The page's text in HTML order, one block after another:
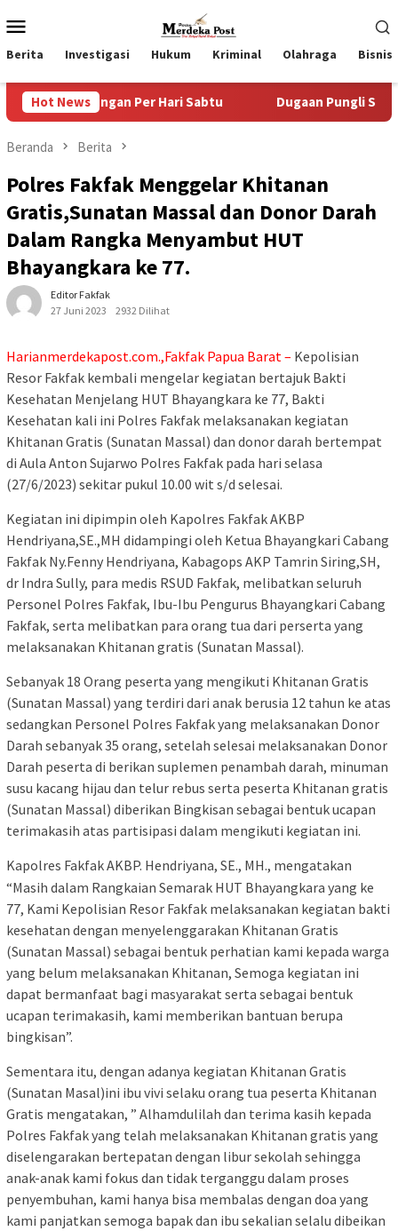
ke
kontenMobile
Berita Investigasi Hukum Kriminal Olahraga Bisnis
Hot News
Per Hari Sabtu Dugaan Pungli SKAB di BPRD
Beranda Berita
Polres Fakfak Menggelar Khitanan
Gratis,Sunatan Massal dan Donor Darah
Dalam Rangka Menyambut HUT
Bhayangkara ke 77.
Editor Fakfak
27 Juni 2023
2932 Dilihat
Harianmerdekapost.com.,Fakfak Papua Barat – Kepolisian
Resor Fakfak kembali mengelar kegiatan bertajuk Bakti
Kesehatan Menjelang HUT Bhayangkara ke 77, Bakti
Kesehatan kali ini Polres Fakfak melaksanakan kegiatan
Khitanan Gratis (Sunatan Massal) dan donor darah bertempat
di Aula Anton Sujarwo Polres Fakfak pada hari selasa
(27/6/2023) sekitar pukul 10.00 wit s/d selesai.
Kegiatan ini dipimpin oleh Kapolres Fakfak AKBP
Hendriyana,SE.,MH didampingi oleh Ketua Bhayangkari Cabang
Fakfak Ny.Fenny Hendriyana, Kabagops AKP Tamrin Siring,SH,
dr Indra Sully, para medis RSUD Fakfak, melibatkan seluruh
Personel Polres Fakfak, Ibu-Ibu Pengurus Bhayangkari Cabang
Fakfak, serta melibatkan para orang tua dari perserta yang
melaksanakan Khitanan gratis (Sunatan Massal).
Sebanyak 18 Orang peserta yang mengikuti Khitanan Gratis
(Sunatan Massal) yang terdiri dari anak berusia 12 tahun ke atas
sedangkan Personel Polres Fakfak yang melaksanakan Donor
Darah sebanyak 35 orang, setelah selesai melaksanakan Donor
Darah peserta di berikan suplemen penambah darah, minuman
susu kacang hijau dan telur rebus serta peserta Khitanan gratis
(Sunatan Massal) diberikan Bingkisan sebagai bentuk ucapan
terimakasih atas partisipasi dalam mengikuti kegiatan ini.
Kapolres Fakfak AKBP. Hendriyana, SE., MH., mengatakan
“Masih dalam Rangkaian Semarak HUT Bhayangkara yang ke
77, Kami Kepolisian Resor Fakfak melaksanakan kegiatan bakti
kesehatan dengan menyelenggarakan Khitanan Gratis
(Sunatan Massal) sebagai bentuk perhatian kami kepada warga
yang belum melaksanakan Khitanan, Semoga kegiatan ini
dapat bermanfaat bagi masyarakat serta sebagai bentuk
ucapan terimakasih, kami memberikan bantuan berupa
bingkisan”.
Sementara itu, dengan adanya kegiatan Khitanan Gratis
(Sunatan Masal)ini ibu vivi selaku orang tua peserta Khitanan
Gratis mengatakan, ” Alhamdulilah dan terima kasih kepada
Polres Fakfak yang telah melaksanakan Khitanan gratis yang
diselengarakan bertepatan dengan libur sekolah sehingga
anak-anak kami fokus dan tidak terganggu dalam proses
penyembuhan, kami hanya bisa membalas dengan doa yang
kami panjatkan semoga bapak dan ibu sekalian selalu dibeikan